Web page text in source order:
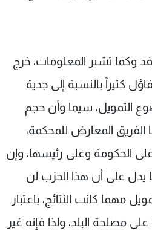
وكما تشير المعلومات، خرج
كثيراً بالنسبة إلى جدية
التمويل، سيما وأن حجم
المعارض للمحكمة،
على الحكومة وعلى رئيسها، وإن
على أن هذا الحزب لن
مهما كانت النتائج، باعتبار
مصلحة البلد، ولذا فإنه غير